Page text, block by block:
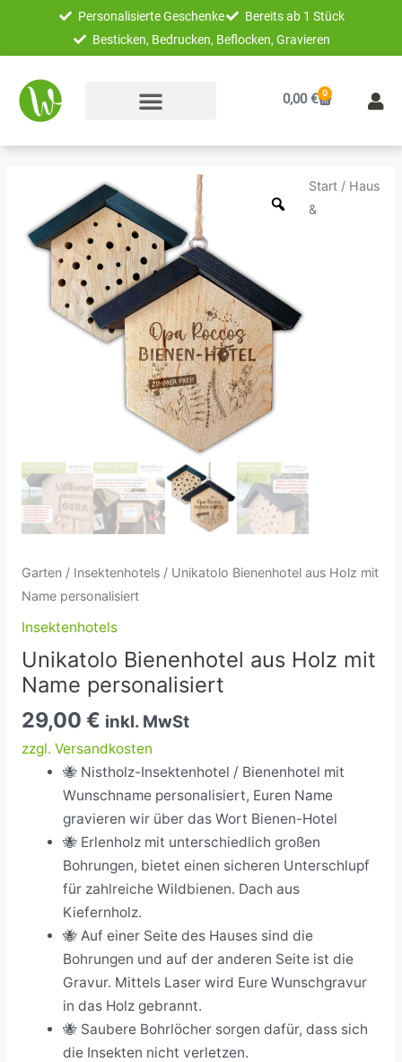
springen
Personalisierte Geschenke
Bereits ab 1 Stück
Besticken, Bedrucken, Beflocken, Gravieren
0,00€ 0
Warenkorb
Start/ Haus
&
Garten/ Insektenhotels/ Unikatolo Bienenhotel aus Holz mit
Name personalisiert
Insektenhotels
Unikatolo Bienenhotel aus Holz mit
Name personalisiert
29,00 € inkl. MwSt
zzgl. Versandkosten
🐝 Nistholz-Insektenhotel / Bienenhotel mit
Wunschname personalisiert, Euren Name
gravieren wir über das Wort Bienen-Hotel
🐝 Erlenholz mit unterschiedlich großen
Bohrungen, bietet einen sicheren Unterschlupf
für zahlreiche Wildbienen. Dach aus
Kiefernholz.
🐝 Auf einer Seite des Hauses sind die
Bohrungen und auf der anderen Seite ist die
Gravur. Mittels Laser wird Eure Wunschgravur
in das Holz gebrannt.
🐝 Saubere Bohrlöcher sorgen dafür, dass sich
die Insekten nicht verletzen.
Bienenhotel
aus
Holz
personalisiert